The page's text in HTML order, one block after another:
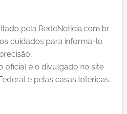
pela RedeNoticia.com.br
cuidados para informa-lo
oficial é o divulgado no site
e pelas casas lotéricas.